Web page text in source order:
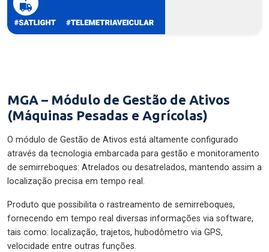
MGA – Módulo de Gestão de Ativos
(Máquinas Pesadas e Agrícolas)
O módulo de Gestão de Ativos está altamente configurado
através da tecnologia embarcada para gestão e monitoramento
de semirreboques: Atrelados ou desatrelados, mantendo assim a
localização precisa em tempo real.
Produto que possibilita o rastreamento de semirreboques,
fornecendo em tempo real diversas informações via software,
tais como: localização, trajetos, hubodômetro via GPS,
velocidade entre outras funções.